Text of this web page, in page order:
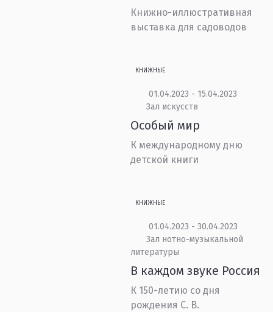
Книжно-иллюстративная
выставка для садоводов
КНИЖНЫЕ
01.04.2023 - 15.04.2023
Зал искусств
Особый мир
К международному дню
детской книги
КНИЖНЫЕ
01.04.2023 - 30.04.2023
Зал нотно-музыкальной
литературы
В каждом звуке Россия
К 150-летию со дня
рождения С. В.